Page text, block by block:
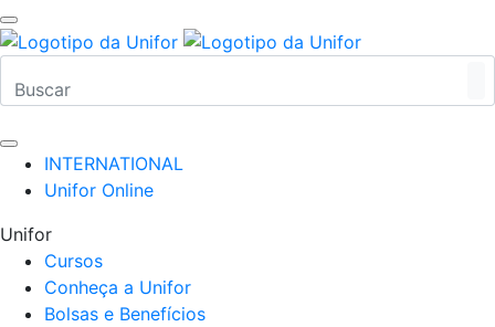
INTERNATIONAL
Unifor Online
Unifor
Cursos
Conheça a Unifor
Bolsas e Benefícios